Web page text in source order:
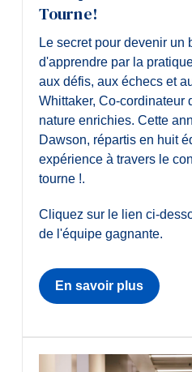
Tourne!
Le secret pour devenir un
d'apprendre par la
aux défis, aux échecs et
Whittaker, Co-cordinateur
nature enrichies. Cette
Dawson, répartis en huit
expérience à travers le
tourne !.
Cliquez sur le lien ci-
de l'équipe gagnante.
En savoir plus